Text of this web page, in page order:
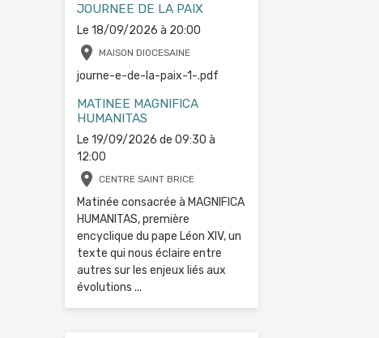
JOURNEE DE LA PAIX
Le 18/09/2026 à 20:00
MAISON DIOCESAINE
journe-e-de-la-paix-1-.pdf
MATINEE MAGNIFICA
HUMANITAS
Le 19/09/2026 de 09:30 à
12:00
CENTRE SAINT BRICE
Matinée consacrée à MAGNIFICA
HUMANITAS, première
encyclique du pape Léon XIV, un
texte qui nous éclaire entre
autres sur les enjeux liés aux
évolutions ...